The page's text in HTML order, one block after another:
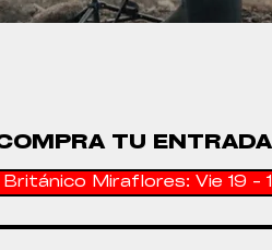
TU ENTRADA
Británico Miraflores: Vie 19 -